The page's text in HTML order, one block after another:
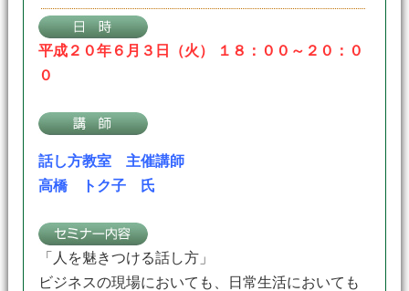
平成２０年６月３日（火） １８：００～２０：０
０
話し方教室 主催講師
高橋 トク子 氏
「人を魅きつける話し方」
ビジネスの現場においても、日常生活においても